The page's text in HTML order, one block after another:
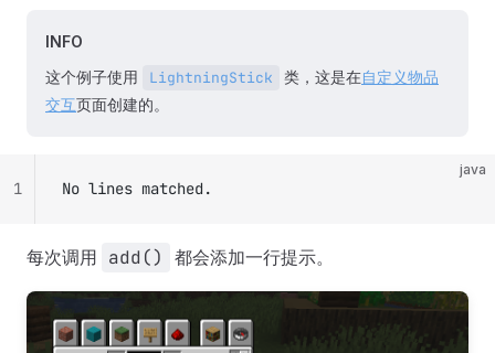
INFO
这个例子使用
LightningStick 类，这是在自定义物品
交互页面创建的。
java
No lines matched.
1
每次调用 add() 都会添加一行提示。